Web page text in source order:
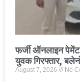
फर्जी ऑनलाइन
युवक गिरफ्तार,
August 7, 2026 No